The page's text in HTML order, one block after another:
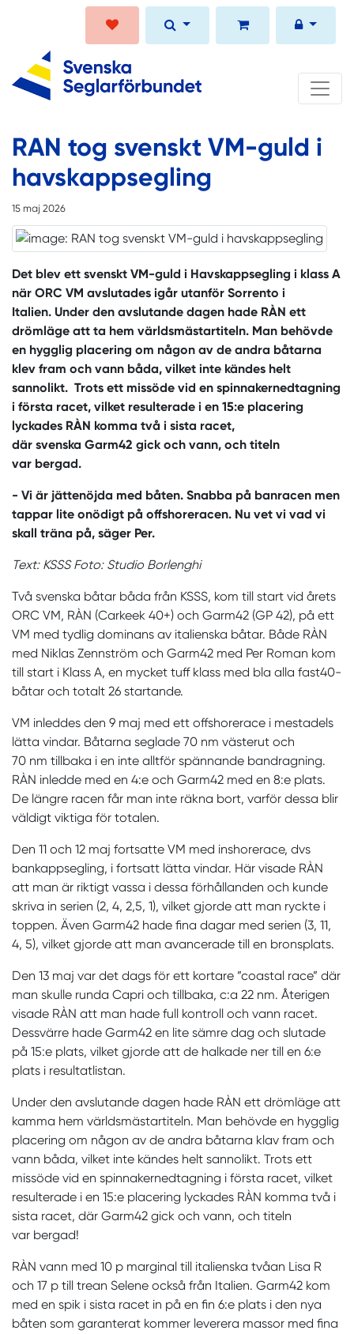
RAN tog svenskt VM-guld i
havskappsegling
15 maj 2026
Det blev ett svenskt VM-guld i Havskappsegling i klass A
när ORC VM avslutades igår utanför Sorrento i
Italien. Under den avslutande dagen hade RÀN ett
drömläge att ta hem världsmästartiteln. Man behövde
en hygglig placering om någon av de andra båtarna
klev fram och vann båda, vilket inte kändes helt
sannolikt. Trots ett missöde vid en spinnakernedtagning
i första racet, vilket resulterade i en 15:e placering
lyckades RÀN komma två i sista racet,
där svenska Garm42 gick och vann, och titeln
var bergad.
- Vi är jättenöjda med båten. Snabba på banracen men
tappar lite onödigt på offshoreracen. Nu vet vi vad vi
skall träna på, säger Per.
Text: KSSS Foto: Studio Borlenghi
Två svenska båtar båda från KSSS, kom till start vid årets
ORC VM, RÀN (Carkeek 40+) och Garm42 (GP 42), på ett
VM med tydlig dominans av italienska båtar. Både RÀN
med Niklas Zennström och Garm42 med Per Roman kom
till start i Klass A, en mycket tuff klass med bla alla fast40-
båtar och totalt 26 startande.
VM inleddes den 9 maj med ett offshorerace i mestadels
lätta vindar. Båtarna seglade 70 nm västerut och
70 nm tillbaka i en inte alltför spännande bandragning.
RÀN inledde med en 4:e och Garm42 med en 8:e plats.
De längre racen får man inte räkna bort, varför dessa blir
väldigt viktiga för totalen.
Den 11 och 12 maj fortsatte VM med inshorerace, dvs
bankappsegling, i fortsatt lätta vindar. Här visade RÀN
att man är riktigt vassa i dessa förhållanden och kunde
skriva in serien (2, 4, 2,5, 1), vilket gjorde att man ryckte i
toppen. Även Garm42 hade fina dagar med serien (3, 11,
4, 5), vilket gjorde att man avancerade till en bronsplats.
Den 13 maj var det dags för ett kortare ”coastal race” där
man skulle runda Capri och tillbaka, c:a 22 nm. Återigen
visade RÀN att man hade full kontroll och vann racet.
Dessvärre hade Garm42 en lite sämre dag och slutade
på 15:e plats, vilket gjorde att de halkade ner till en 6:e
plats i resultatlistan.
Under den avslutande dagen hade RÀN ett drömläge att
kamma hem världsmästartiteln. Man behövde en hygglig
placering om någon av de andra båtarna klav fram och
vann båda, vilket inte kändes helt sannolikt. Trots ett
missöde vid en spinnakernedtagning i första racet, vilket
resulterade i en 15:e placering lyckades RÀN komma två i
sista racet, där Garm42 gick och vann, och titeln
var bergad!
RÀN vann med 10 p marginal till italienska tvåan Lisa R
och 17 p till trean Selene också från Italien. Garm42 kom
med en spik i sista racet in på en fin 6:e plats i den nya
båten som garanterat kommer leverera massor med fina